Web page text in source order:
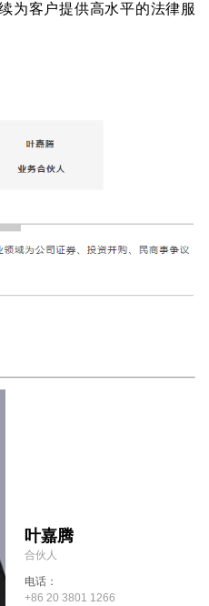
为客户提供高水平的法律服
叶嘉腾
合伙人
电话：
+86 20 3801 1266